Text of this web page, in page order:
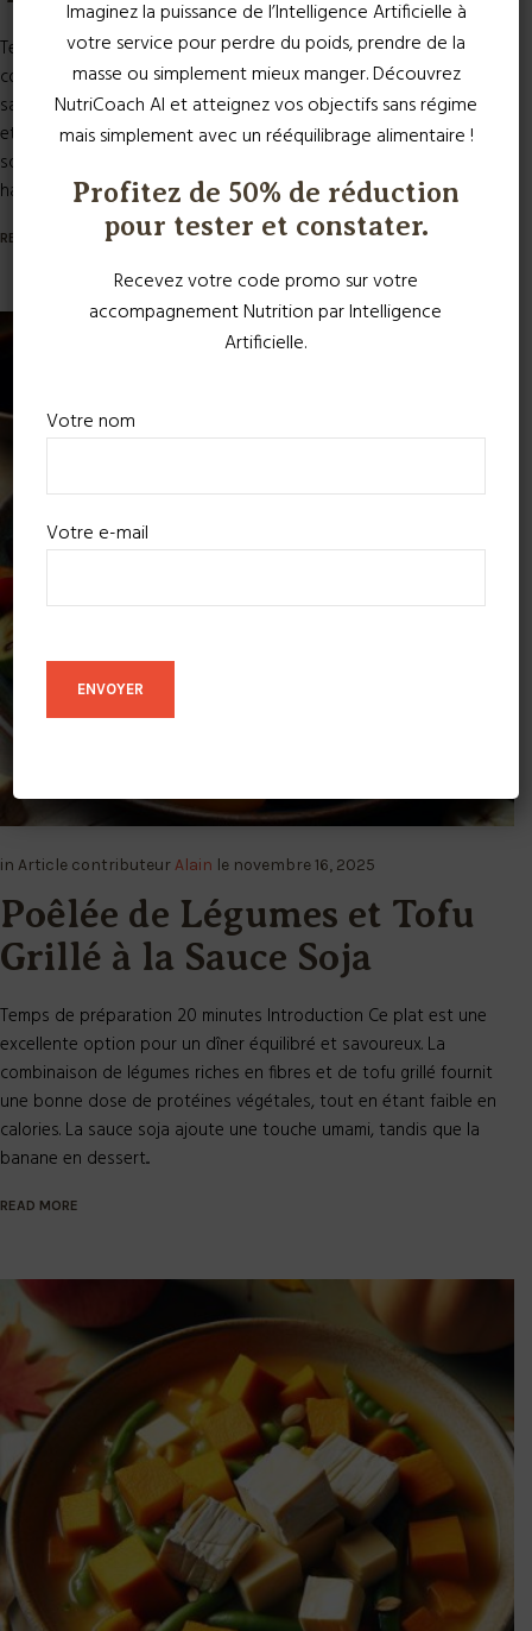
Temps de préparation 30 minutes Introduction Ce plat est une
combinaison savoureuse et équilibrée qui allie la richesse des
samoussas de légumes à la fraîcheur d’une salade de pois chiches
et de tofu. Il est idéal pour un déjeuner nutritif, offrant une bonne
source de protéines végétales, de fibres et de vitamines. Les
haricots verts...
READ MORE
in Article contributeurAlain le novembre 16, 2025
Poêlée de Légumes et Tofu
Grillé à la Sauce Soja
Temps de préparation 20 minutes Introduction Ce plat est une
excellente option pour un dîner équilibré et savoureux. La
combinaison de légumes riches en fibres et de tofu grillé fournit
une bonne dose de protéines végétales, tout en étant faible en
calories. La sauce soja ajoute une touche umami, tandis que la
banane en dessert...
READ MORE
Imaginez la puissance de l’Intelligence Artificielle à
votre service pour perdre du poids, prendre de la
masse ou simplement mieux manger. Découvrez
NutriCoach AI et atteignez vos objectifs sans régime
mais simplement avec un rééquilibrage alimentaire !
Profitez de 50% de réduction
pour tester et constater.
Recevez votre code promo sur votre
accompagnement Nutrition par Intelligence
Artificielle.
Votre nom
Votre e-mail